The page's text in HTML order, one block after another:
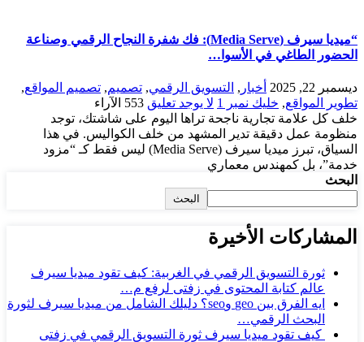
“ميديا سيرف (Media Serve): فك شفرة النجاح الرقمي وصناعة
الحضور الطاغي في الأسوا…
ديسمبر 22, 2025 أخبار , التسويق الرقمي, تصميم, تصميم المواقع,
تطوير المواقع, خليك نمبر 1 لا يوجد تعليق 553 الآراء
خلف كل علامة تجارية ناجحة تراها اليوم على شاشتك، توجد
منظومة عمل دقيقة تدير المشهد من خلف الكواليس. في هذا
السياق، تبرز ميديا سيرف (Media Serve) ليس فقط كـ “مزود
خدمة”، بل كمهندس معماري
البحث
البحث
المشاركات الأخيرة
ثورة التسويق الرقمي في الغربية: كيف تقود ميديا سيرف
عالم كتابة المحتوى في زفتى لرفع م…
ايه الفرق بين geo وseo؟ دليلك الشامل من ميديا سيرف لثورة
البحث الرقمي…
كيف تقود ميديا سيرف ثورة التسويق الرقمي في زفتى